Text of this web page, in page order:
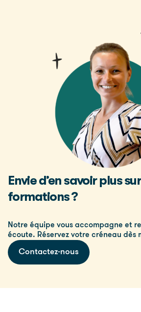
Envie d’en savoir plus
formations ?
Notre équipe vous accompagne et
écoute. Réservez votre créneau dès
Contactez-nous